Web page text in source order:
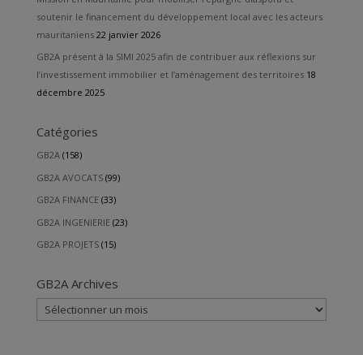
soutenir le financement du développement local avec les acteurs
mauritaniens 22 janvier 2026
GB2A présent à la SIMI 2025 afin de contribuer aux réflexions sur
l’investissement immobilier et l’aménagement des territoires 18
décembre 2025
Catégories
GB2A(158)
GB2A AVOCATS(99)
GB2A FINANCE(33)
GB2A INGENIERIE(23)
GB2A PROJETS(15)
GB2A Archives
GB2A
Archives